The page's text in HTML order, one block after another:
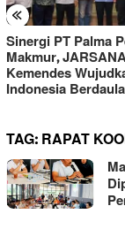
«
Sinergi PT Palma
Makmur,
Kemendes
Indonesia
TAG:RAPAT